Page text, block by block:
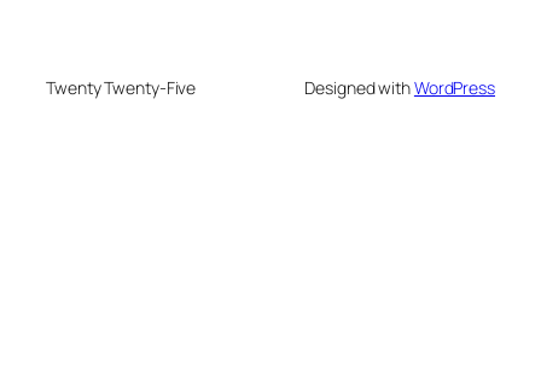
Twenty Twenty-Five Designed withWordPress